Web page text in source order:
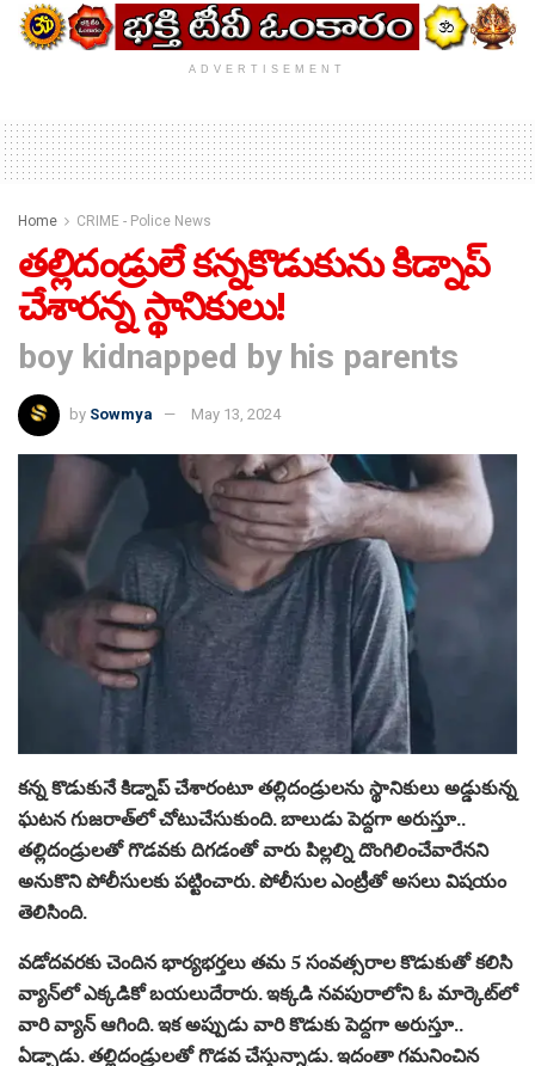
ADVERTISEMENT
Home CRIME - Police News
తల్లిదండ్రులే కన్నకొడుకును కిడ్నాప్
చేశారన్న స్థానికులు!
boy kidnapped by his parents
by Sowmya May 13, 2024
కన్న కొడుకునే కిడ్నాప్ చేశారంటూ తల్లిదండ్రులను స్థానికులు అడ్డుకున్న
ఘటన గుజరాత్‌లో చోటుచేసుకుంది. బాలుడు పెద్దగా అరుస్తూ..
తల్లిదండ్రులతో గొడవకు దిగడంతో వారు పిల్లల్ని దొంగిలించేవారేనని
అనుకొని పోలీసులకు పట్టించారు. పోలీసుల ఎంట్రీతో అసలు విషయం
తెలిసింది.
వడోదవరకు చెందిన భార్యభర్తలు తమ 5 సంవత్సరాల కొడుకుతో కలిసి
వ్యాన్‌లో ఎక్కడికో బయలుదేరారు. ఇక్కడి నవపురాలోని ఓ మార్కెట్‌లో
వారి వ్యాన్ ఆగింది. ఇక అప్పుడు వారి కొడుకు పెద్దగా అరుస్తూ..
ఏడ్చాడు. తల్లిదండ్రులతో గొడవ చేస్తున్నాడు. ఇదంతా గమనించిన